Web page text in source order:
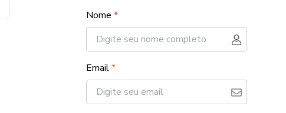
Nome *
Email*